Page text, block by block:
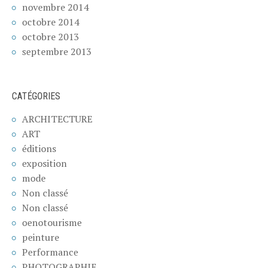
novembre 2014
octobre 2014
octobre 2013
septembre 2013
CATÉGORIES
ARCHITECTURE
ART
éditions
exposition
mode
Non classé
Non classé
oenotourisme
peinture
Performance